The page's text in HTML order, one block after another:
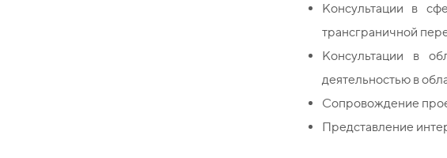
Консультации в
трансграничной
Консультации в
деятельностью в
Сопровождение
Представление